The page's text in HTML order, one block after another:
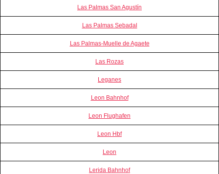
Las Palmas San Agustín
Las Palmas Sebadal
Las Palmas-Muelle de Agaete
Las Rozas
Leganes
Leon Bahnhof
Leon Flughafen
Leon Hbf
Leon
Lerida Bahnhof